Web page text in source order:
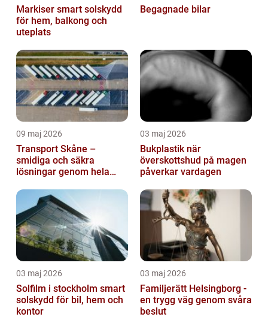
Markiser smart solskydd
för hem, balkong och
uteplats
Begagnade bilar
09 maj 2026
Transport Skåne –
smidiga och säkra
lösningar genom hela
03 maj 2026
Bukplastik när
överskottshud på magen
påverkar vardagen
03 maj 2026
Solfilm i stockholm smart
solskydd för bil, hem och
kontor
03 maj 2026
Familjerätt Helsingborg -
en trygg väg genom svåra
beslut